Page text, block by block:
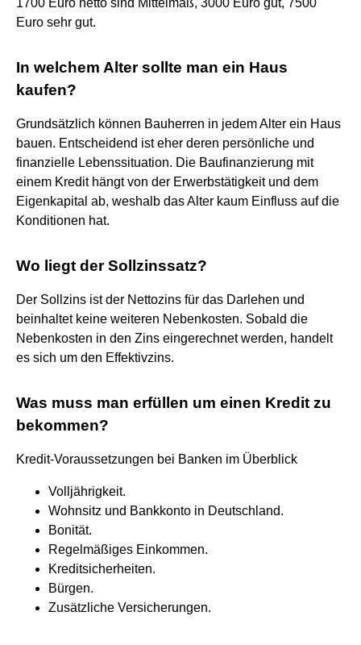
Euro sehr gut.
In welchem Alter sollte man ein Haus
kaufen?
Grundsätzlich können Bauherren in jedem Alter ein Haus
bauen. Entscheidend ist eher deren persönliche und
finanzielle Lebenssituation. Die Baufinanzierung mit
einem Kredit hängt von der Erwerbstätigkeit und dem
Eigenkapital ab, weshalb das Alter kaum Einfluss auf die
Konditionen hat.
Wo liegt der Sollzinssatz?
Der Sollzins ist der Nettozins für das Darlehen und
beinhaltet keine weiteren Nebenkosten. Sobald die
Nebenkosten in den Zins eingerechnet werden, handelt
es sich um den Effektivzins.
Was muss man erfüllen um einen Kredit zu
bekommen?
Kredit-Voraussetzungen bei Banken im Überblick
Volljährigkeit.
Wohnsitz und Bankkonto in Deutschland.
Bonität.
Regelmäßiges Einkommen.
Kreditsicherheiten.
Bürgen.
Zusätzliche Versicherungen.